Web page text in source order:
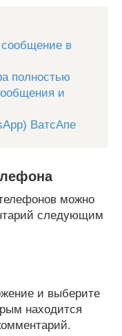
сообщение в
полностью
и
ВатсАпе
можно
следующим
и выберите
находится